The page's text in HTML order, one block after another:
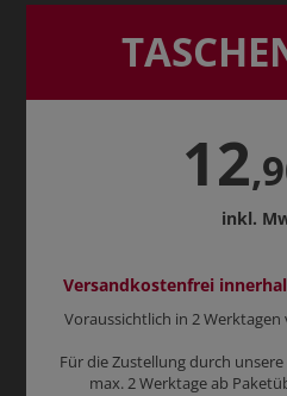
12
inkl.
Versandkostenfrei
Voraussichtlich in 2
Für die Zustellung durch
max. 2 Werktage ab